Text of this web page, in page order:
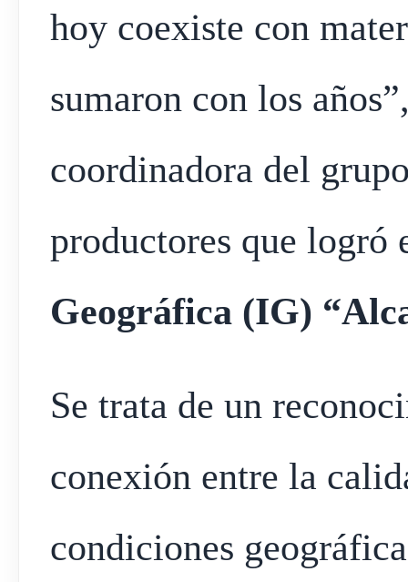
hoy coexiste con
sumaron con los
coordinadora del
productores que logró
Geográfica (IG)
Se trata de un
conexión entre la
condiciones